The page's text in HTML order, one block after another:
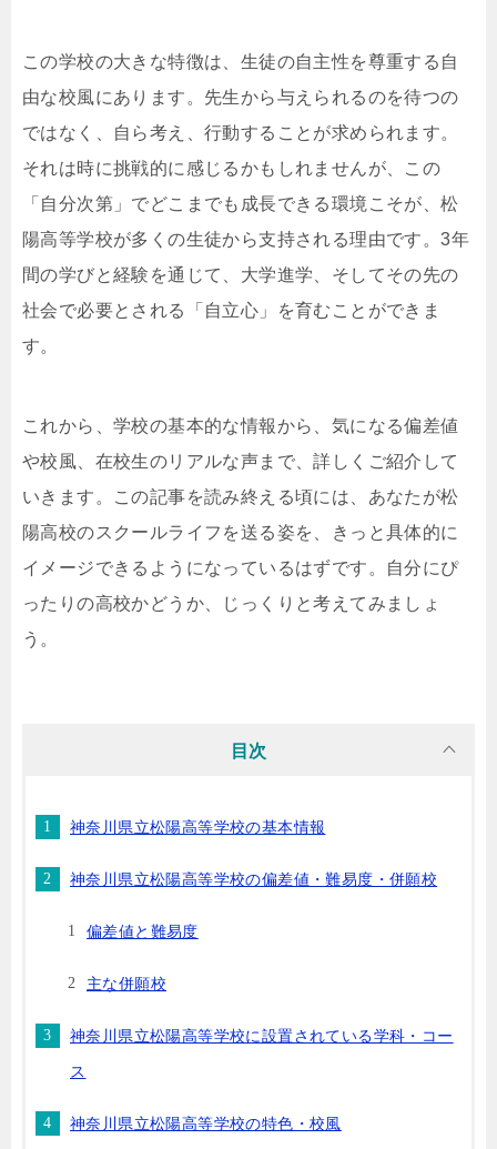
この学校の大きな特徴は、生徒の自主性を尊重する自
由な校風にあります。先生から与えられるのを待つの
ではなく、自ら考え、行動することが求められます。
それは時に挑戦的に感じるかもしれませんが、この
「自分次第」でどこまでも成長できる環境こそが、松
陽高等学校が多くの生徒から支持される理由です。3年
間の学びと経験を通じて、大学進学、そしてその先の
社会で必要とされる「自立心」を育むことができま
す。
これから、学校の基本的な情報から、気になる偏差値
や校風、在校生のリアルな声まで、詳しくご紹介して
いきます。この記事を読み終える頃には、あなたが松
陽高校のスクールライフを送る姿を、きっと具体的に
イメージできるようになっているはずです。自分にぴ
ったりの高校かどうか、じっくりと考えてみましょ
う。
目次
神奈川県立松陽高等学校の基本情報
神奈川県立松陽高等学校の偏差値・難易度・併願校
偏差値と難易度
主な併願校
神奈川県立松陽高等学校に設置されている学科・コー
ス
神奈川県立松陽高等学校の特色・校風